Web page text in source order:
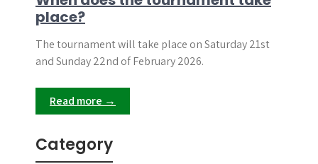
place?
The tournament will take place on Saturday 21st
and Sunday 22nd of February 2026.
Read more →
Category